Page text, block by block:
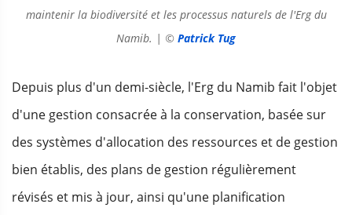
maintenir la biodiversité et les processus naturels de l'Erg du
Namib. | © Patrick Tug
Depuis plus d'un demi-siècle, l'Erg du Namib fait l'objet
d'une gestion consacrée à la conservation, basée sur
des systèmes d'allocation des ressources et de gestion
bien établis, des plans de gestion régulièrement
révisés et mis à jour, ainsi qu'une planification